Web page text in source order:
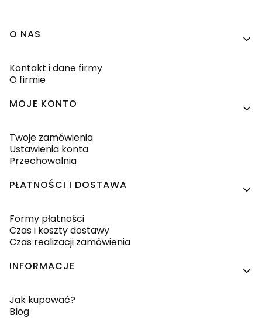
Linki w stopce
O NAS
Kontakt i dane firmy
O firmie
MOJE KONTO
Twoje zamówienia
Ustawienia konta
Przechowalnia
PŁATNOŚCI I DOSTAWA
Formy płatności
Czas i koszty dostawy
Czas realizacji zamówienia
INFORMACJE
Jak kupować?
Blog